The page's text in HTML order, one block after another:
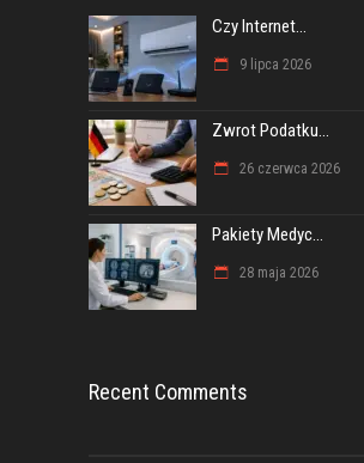
Czy Internet...
9 lipca 2026
Zwrot Podatku...
26 czerwca 2026
Pakiety Medyc...
28 maja 2026
Recent Comments